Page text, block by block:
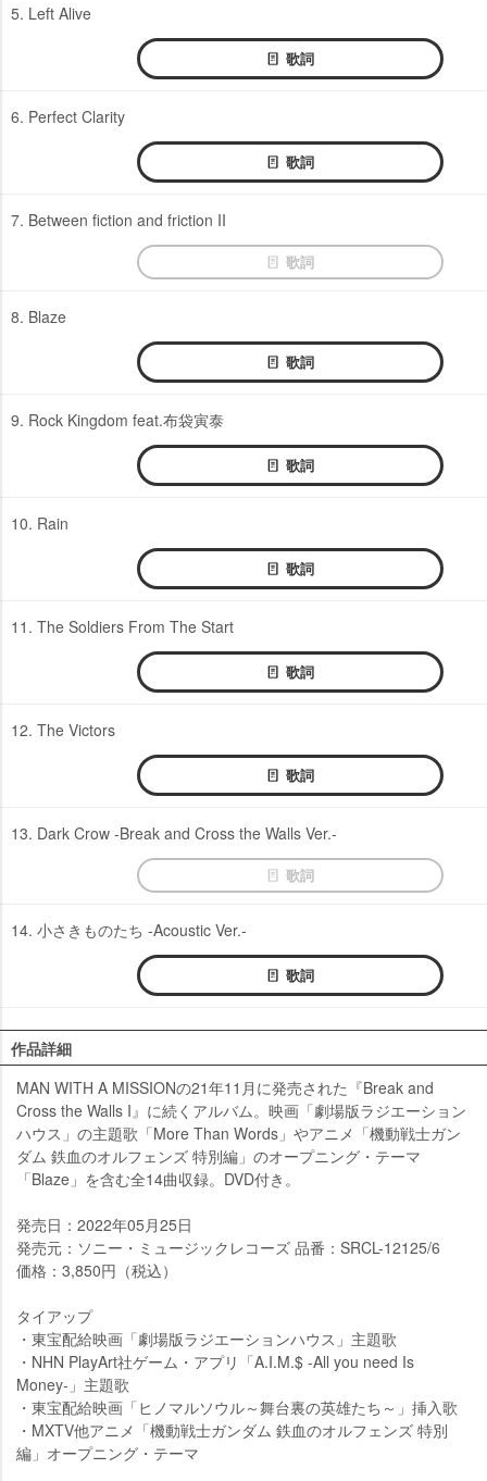
5. Left Alive
歌詞
6. Perfect Clarity
歌詞
7. Between fiction and friction II
歌詞
8. Blaze
歌詞
9. Rock Kingdom feat.布袋寅泰
歌詞
10. Rain
歌詞
11. The Soldiers From The Start
歌詞
12. The Victors
歌詞
13. Dark Crow -Break and Cross the Walls Ver.-
歌詞
14. 小さきものたち -Acoustic Ver.-
歌詞
作品詳細
MAN WITH A MISSIONの21年11月に発売された『Break and
Cross the Walls I』に続くアルバム。映画「劇場版ラジエーション
ハウス」の主題歌「More Than Words」やアニメ「機動戦士ガン
ダム 鉄血のオルフェンズ 特別編」のオープニング・テーマ
「Blaze」を含む全14曲収録。DVD付き。
発売日：2022年05月25日
発売元：ソニー・ミュージックレコーズ 品番：SRCL-12125/6
価格：3,850円（税込）
タイアップ
・東宝配給映画「劇場版ラジエーションハウス」主題歌
・NHN PlayArt社ゲーム・アプリ「A.I.M.$ -All you need Is
Money-」主題歌
・東宝配給映画「ヒノマルソウル～舞台裏の英雄たち～」挿入歌
・MXTV他アニメ「機動戦士ガンダム 鉄血のオルフェンズ 特別
編」オープニング・テーマ